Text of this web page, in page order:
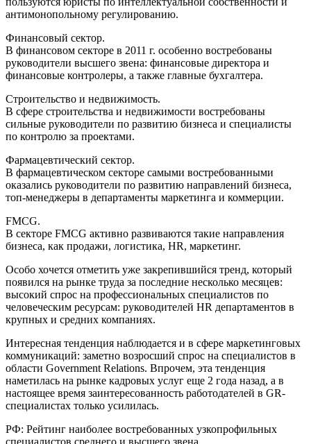
антимонопольному регулированию.
Финансовый сектор.
В финансовом секторе в 2011 г. особенно востребованы
руководители высшего звена: финансовые директора и
финансовые контролеры, а также главные бухгалтера.
Строительство и недвижимость.
В сфере строительства и недвижимости востребованы
сильные руководители по развитию бизнеса и специалисты
по контролю за проектами.
Фармацевтический сектор.
В фармацевтическом секторе самыми востребованными
оказались руководители по развитию направлений бизнеса,
топ-менеджеры в департаменты маркетинга и коммерции.
FMCG.
В секторе FMCG активно развиваются такие направления
бизнеса, как продажи, логистика, HR, маркетинг.
Особо хочется отметить уже закрепившийся тренд, который
появился на рынке труда за последние несколько месяцев:
высокий спрос на профессиональных специалистов по
человеческим ресурсам: руководителей HR департаментов в
крупных и средних компаниях.
Интересная тенденция наблюдается и в сфере маркетинговых
коммуникаций: заметно возросший спрос на специалистов в
области Government Relations. Впрочем, эта тенденция
наметилась на рынке кадровых услуг еще 2 года назад, а в
настоящее время заинтересованность работодателей в GR-
специалистах только усилилась.
РФ: Рейтинг наиболее востребованных узкопрофильных
специалистов среднего и высшего звена